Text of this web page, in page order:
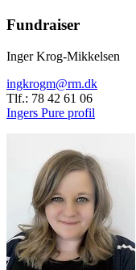
Fundraiser
Inger Krog-Mikkelsen
ingkrogm@rm.dk
Tlf.: 78 42 61 06
Ingers Pure profil